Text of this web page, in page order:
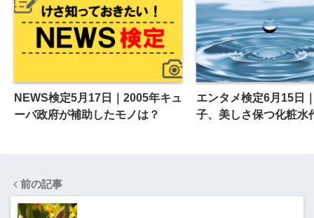
NEWS検定5月17日｜2005年キュ
ーバ政府が補助したモノは？
エンタメ検定6月15日
子、美しさ保つ化粧水
前の記事